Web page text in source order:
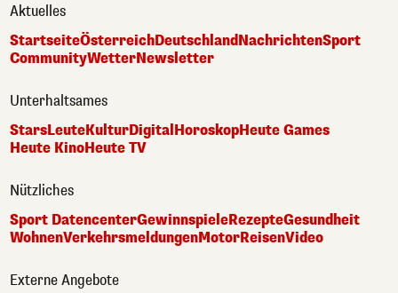
Aktuelles
StartseiteÖsterreichDeutschlandNachrichtenSport
CommunityWetterNewsletter
Unterhaltsames
StarsLeuteKulturDigital HoroskopHeute Games
Heute KinoHeute TV
Nützliches
Sport DatencenterGewinnspieleRezepteGesundheit
WohnenVerkehrsmeldungenMotorReisenVideo
Externe Angebote